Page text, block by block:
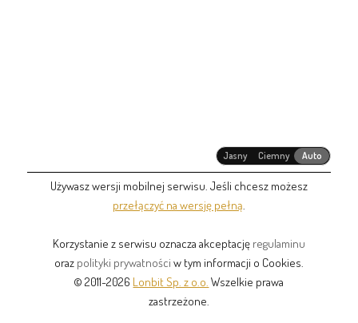
Jasny Ciemny Auto
Używasz wersji mobilnej serwisu. Jeśli chcesz możesz
przełączyć na wersję pełną
Korzystanie z serwisu oznacza akceptację regulaminu
oraz polityki prywatności w tym informacji o Cookies.
© 2011-2026 Lonbit Sp. z o.o. Wszelkie prawa
zastrzeżone.